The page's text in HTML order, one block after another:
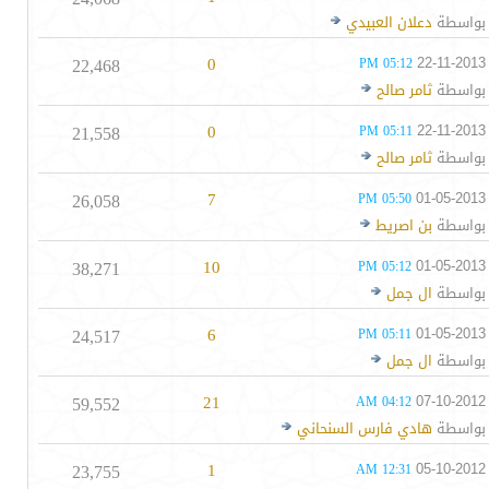
بواسطة دعلان العبيدي
22-11-2013
05:12 PM
بواسطةثامر صالح
0
22,468
22-11-2013
05:11 PM
بواسطةثامر صالح
0
21,558
01-05-2013
05:50 PM
بواسطة بن اصريط
7
26,058
01-05-2013
05:12 PM
بواسطة ال جمل
10
38,271
01-05-2013
05:11 PM
بواسطة ال جمل
6
24,517
07-10-2012
04:12 AM
بواسطة هادي فارس السنحاني
21
59,552
05-10-2012
12:31 AM
1
23,755